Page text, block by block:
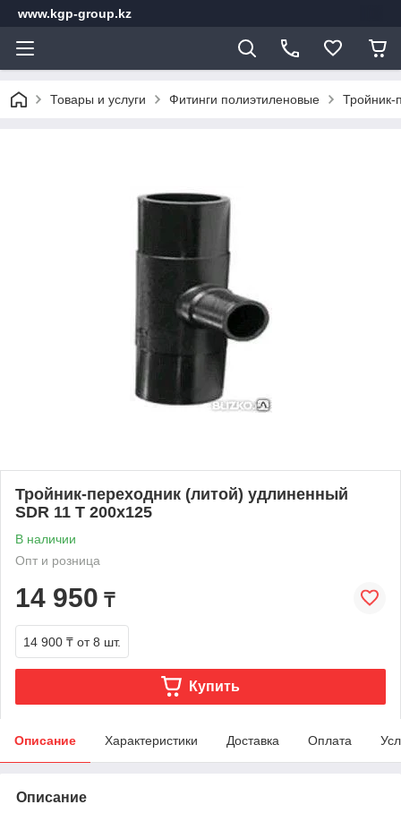
www.kgp-group.kz
Товары и услуги Фитинги полиэтиленовые Тройник-
Тройник-переходник (литой) удлиненный
SDR 11 Т 200х125
В наличии
Опт и розница
14 950 ₸
14 900 ₸ от 8 шт.
Купить
Описание Характеристики Доставка Оплата
Описание